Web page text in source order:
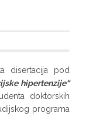
disertacija pod
hipertenzije“
doktorskih
programa